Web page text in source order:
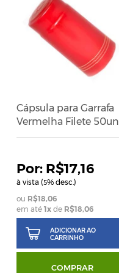
Cápsula para Garrafa
Vermelha Filete 50un
R$17,16
à vista (5% desc.)
R$18,06
em até1x de R$18,06
ADICIONAR AO
CARRINHO
COMPRAR